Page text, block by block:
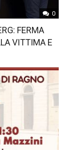
0
FERMA
VITTIMA E